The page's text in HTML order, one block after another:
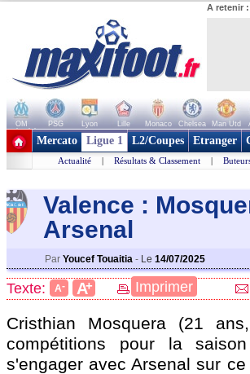
A retenir :
OM PSG Lyon Lille Monaco Chelsea Man Utd
+ de clubs
Mercato Ligue 1 L2/Coupes Etranger
Actualité | Résultats & Classement |
Valence :
Arsenal
Par Youcef Touaitia - Le 14/07/2025
Texte: A- A+ Imprimer
Cristhian Mosquera(21 ans,
compétitions pour la
s'engager avec Arsenal sur